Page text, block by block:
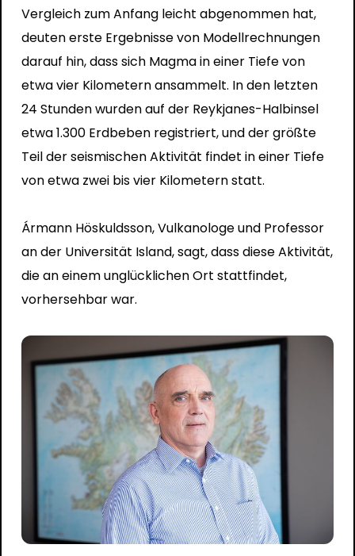
Vergleich zum Anfang leicht abgenommen hat,
deuten erste Ergebnisse von Modellrechnungen
darauf hin, dass sich Magma in einer Tiefe von
etwa vier Kilometern ansammelt. In den letzten
24 Stunden wurden auf der Reykjanes-Halbinsel
etwa 1.300 Erdbeben registriert, und der größte
Teil der seismischen Aktivität findet in einer Tiefe
von etwa zwei bis vier Kilometern statt.
Ármann Höskuldsson, Vulkanologe und Professor
an der Universität Island, sagt, dass diese Aktivität,
die an einem unglücklichen Ort stattfindet,
vorhersehbar war.